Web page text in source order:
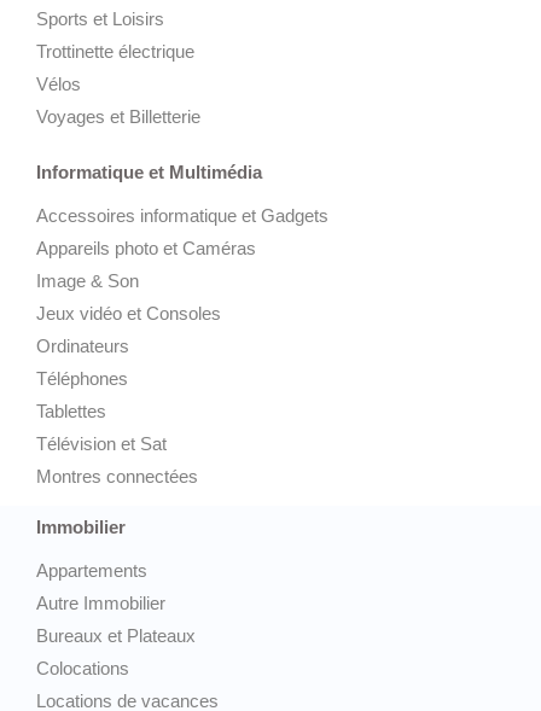
Sports et Loisirs
Trottinette électrique
Vélos
Voyages et Billetterie
Informatique et Multimédia
Accessoires informatique et Gadgets
Appareils photo et Caméras
Image & Son
Jeux vidéo et Consoles
Ordinateurs
Téléphones
Tablettes
Télévision et Sat
Montres connectées
Immobilier
Appartements
Autre Immobilier
Bureaux et Plateaux
Colocations
Locations de vacances